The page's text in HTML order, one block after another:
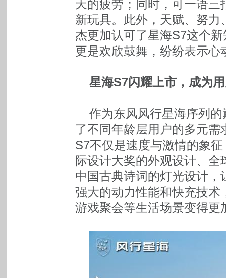
天的疲劳；同时，可一语
新玩具。此外，天赋、努
杰更加认可了星海S7这个
更是欢欣鼓舞，纷纷表示
星海S7闪耀上市，成为
作为东风风行星海序列
了不同年龄层用户的多元
S7不仅是速度与激情的象
际设计大奖的外观设计、
中国古典诗词的灯光设计，
强大的动力性能和快充技
游戏聚会等生活场景变得更